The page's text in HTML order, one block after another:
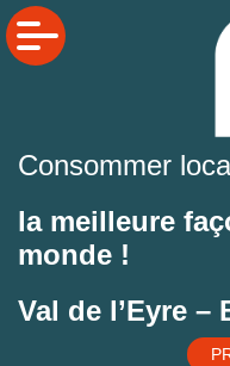
Consommer
la meilleure
monde !
Val de l’Eyre –